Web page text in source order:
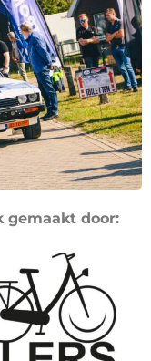
gemaakt door: